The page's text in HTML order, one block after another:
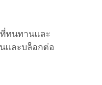
ทนทานและ
และบล็อกต่อ